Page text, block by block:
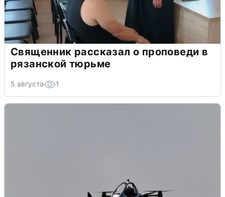
Священник рассказал о проповеди в
рязанской тюрьме
5 августа 1